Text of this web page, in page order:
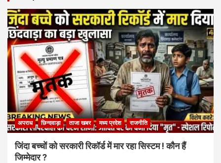
अपराध छिन्दवाड़ा ताजा खबर मध्य प्रदेश राजनीति
जिंदा बच्चों को सरकारी रिकॉर्ड में मार रहा सिस्टम ! कौन हैं
जिम्मेदार ?